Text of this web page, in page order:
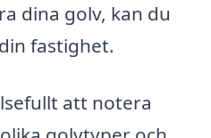
dina golv, kan du
fastighet.
att notera